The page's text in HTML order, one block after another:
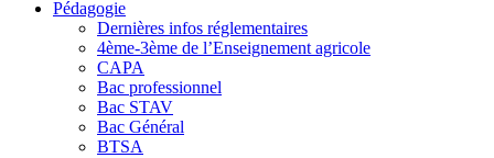
Pédagogie
Dernières infos réglementaires
4ème-3ème de l’Enseignement agricole
CAPA
Bac professionnel
Bac STAV
Bac Général
BTSA